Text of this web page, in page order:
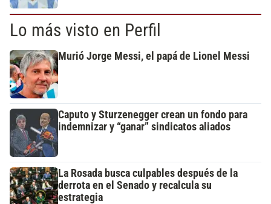
Lo más visto en Perfil
Murió Jorge Messi, el papá de Lionel Messi
Caputo y Sturzenegger crean un fondo para
indemnizar y “ganar” sindicatos aliados
La Rosada busca culpables después de la
derrota en el Senado y recalcula su
estrategia